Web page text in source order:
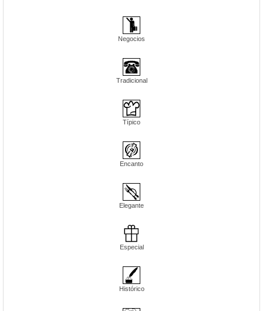
Negocios
Tradicional
Típico
Encanto
Elegante
Especial
Histórico